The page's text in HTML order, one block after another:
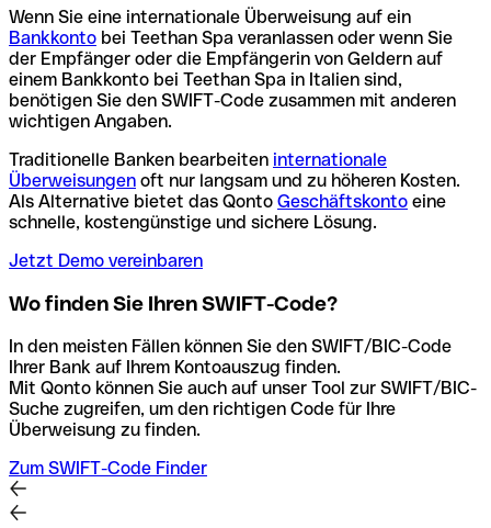
Wenn Sie eine internationale Überweisung auf ein
Bankkonto bei Teethan Spa veranlassen oder wenn Sie
der Empfänger oder die Empfängerin von Geldern auf
einem Bankkonto bei Teethan Spa in Italien sind,
benötigen Sie den SWIFT-Code zusammen mit anderen
wichtigen Angaben.
Traditionelle Banken bearbeiten internationale
Überweisungen oft nur langsam und zu höheren Kosten.
Als Alternative bietet das Qonto Geschäftskonto eine
schnelle, kostengünstige und sichere Lösung.
Jetzt Demo vereinbaren
Wo finden Sie Ihren SWIFT-Code?
In den meisten Fällen können Sie den SWIFT/BIC-Code
Ihrer Bank auf Ihrem Kontoauszug finden.
Mit Qonto können Sie auch auf unser Tool zur SWIFT/BIC-
Suche zugreifen, um den richtigen Code für Ihre
Überweisung zu finden.
Zum SWIFT-Code Finder